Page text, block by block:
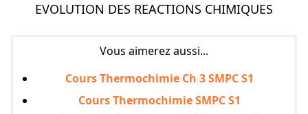
EVOLUTION DES REACTIONS CHIMIQUES
Vous aimerez aussi...
Cours Thermochimie Ch 3 SMPC S1
Cours Thermochimie SMPC S1